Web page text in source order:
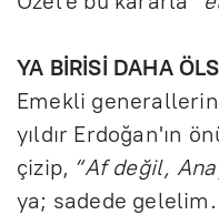
YA BİRİSİ DAHA
Emekli generallerin
yıldır Erdoğan'ın
çizip, “Af değil,
ya; sadede gelelim.